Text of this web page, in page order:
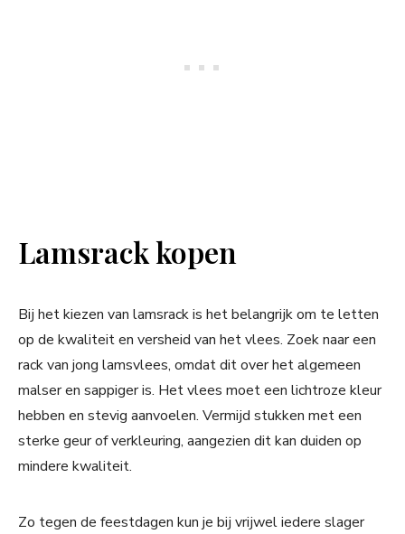
Lamsrack kopen
Bij het kiezen van lamsrack is het belangrijk om te letten
op de kwaliteit en versheid van het vlees. Zoek naar een
rack van jong lamsvlees, omdat dit over het algemeen
malser en sappiger is. Het vlees moet een lichtroze kleur
hebben en stevig aanvoelen. Vermijd stukken met een
sterke geur of verkleuring, aangezien dit kan duiden op
mindere kwaliteit.
Zo tegen de feestdagen kun je bij vrijwel iedere slager